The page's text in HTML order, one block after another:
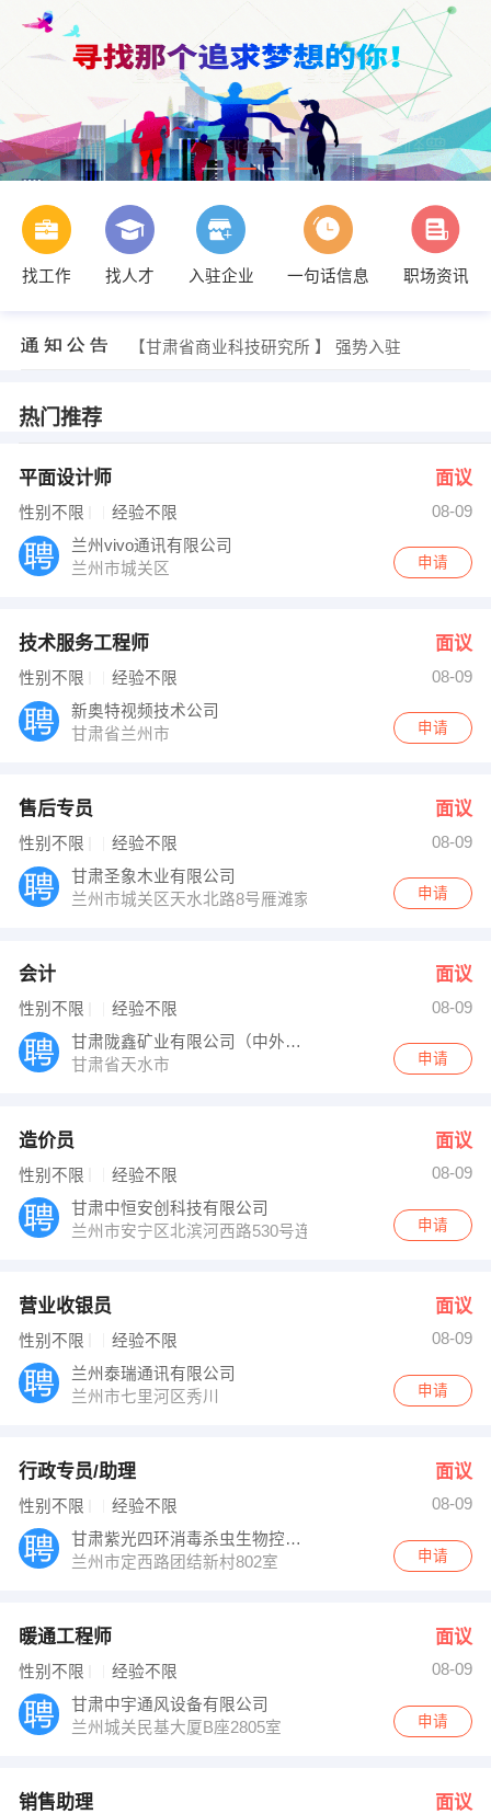
找工作 找人才 入驻企业 一句话信息
职场资讯
【甘肃省商业科技研究所 】 强势入驻
李女士 发布 [造价员 ] 招聘信息
【兰州金龙汽车租赁有限公司 】 强势入驻
热门推荐
平面设计师 面议
性别不限 经验不限
08-09
兰州vivo通讯有限公司
兰州市城关区
申请
技术服务工程师 面议
性别不限 经验不限
08-09
新奥特视频技术公司
甘肃省兰州市
申请
售后专员 面议
性别不限 经验不限
08-09
甘肃圣象木业有限公司
兰州市城关区天水北路8号雁滩家具市场1号楼425室
申请
会计 面议
性别不限 经验不限
08-09
甘肃陇鑫矿业有限公司（中外合作）
甘肃省天水市
申请
造价员 面议
性别不限 经验不限
08-09
甘肃中恒安创科技有限公司
兰州市安宁区北滨河西路530号连铝大厦电商谷三楼西一
申请
营业收银员 面议
性别不限 经验不限
08-09
兰州泰瑞通讯有限公司
兰州市七里河区秀川
申请
行政专员/助理 面议
性别不限 经验不限
08-09
甘肃紫光四环消毒杀虫生物控股有限责任公司
兰州市定西路团结新村802室
申请
暖通工程师 面议
性别不限 经验不限
08-09
甘肃中宇通风设备有限公司
兰州城关民基大厦B座2805室
申请
销售助理 面议